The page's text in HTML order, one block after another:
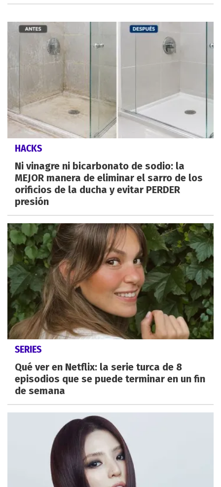
HACKS
Ni vinagre ni bicarbonato de sodio: la
MEJOR manera de eliminar el sarro de los
orificios de la ducha y evitar PERDER
presión
SERIES
Qué ver en Netflix: la serie turca de 8
episodios que se puede terminar en un fin
de semana